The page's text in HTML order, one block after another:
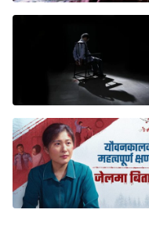
चुरोटको टुप्‍पाले
भइरहेको थियो। मेरो
कमजोर अनुभव
तिनीहरूले मलाई
परमेश्‍वरको मण्डलीलाई
अफवाहहरू पढ्न लगाए।
पाचौं दिनको मध्य
प्रकरणको बारेमा समाचार